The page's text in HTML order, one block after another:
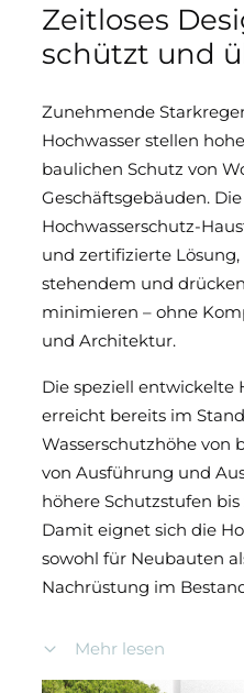
Hochwasserschutz -
Hochwasserschutz -
Hochwasser­schutz -
Hochwasserschutz -
Hochwasserschutz -
Zeitloses
schützt und
Zunehmende
Hochwasser stellen
baulichen Schutz von
Geschäftsgebäuden.
Hochwasserschutz-
und zertifizierte
stehendem und
minimieren – ohne
und Architektur.
Die speziell entwickelte
erreicht bereits im
Wasserschutzhöhe von
von Ausführung und
höhere Schutzstufen
Damit eignet sich die
sowohl für Neubauten
Nachrüstung im
Die 1-flügelige
wahlweise nach innen
Mehr lesen